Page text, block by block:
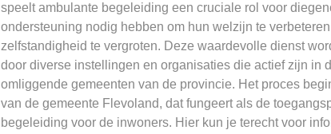
speelt ambulante begeleiding een cruciale rol voor
ondersteuning nodig hebben om hun welzijn te
zelfstandigheid te vergroten. Deze waardevolle dienst
door diverse instellingen en organisaties die actief zijn in
omliggende gemeenten van de provincie. Het proces
van de gemeente Flevoland, dat fungeert als de
begeleiding voor de inwoners. Hier kun je terecht voor